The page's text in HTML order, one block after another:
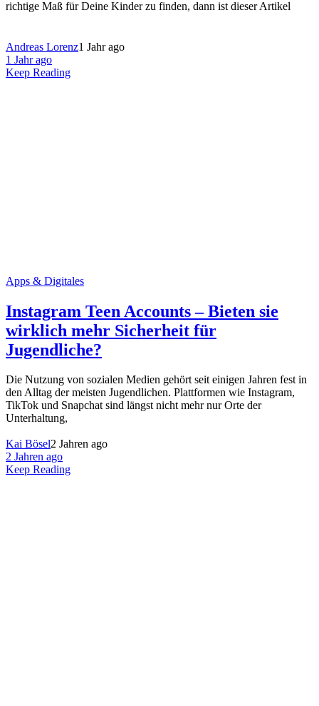
richtige Maß für Deine Kinder zu finden, dann ist dieser Artikel
Andreas Lorenz1 Jahr ago
1 Jahr ago
Keep Reading
Apps & Digitales
Instagram Teen Accounts – Bieten sie
wirklich mehr Sicherheit für
Jugendliche?
Die Nutzung von sozialen Medien gehört seit einigen Jahren fest in
den Alltag der meisten Jugendlichen. Plattformen wie Instagram,
TikTok und Snapchat sind längst nicht mehr nur Orte der
Unterhaltung,
Kai Bösel2 Jahren ago
2 Jahren ago
Keep Reading